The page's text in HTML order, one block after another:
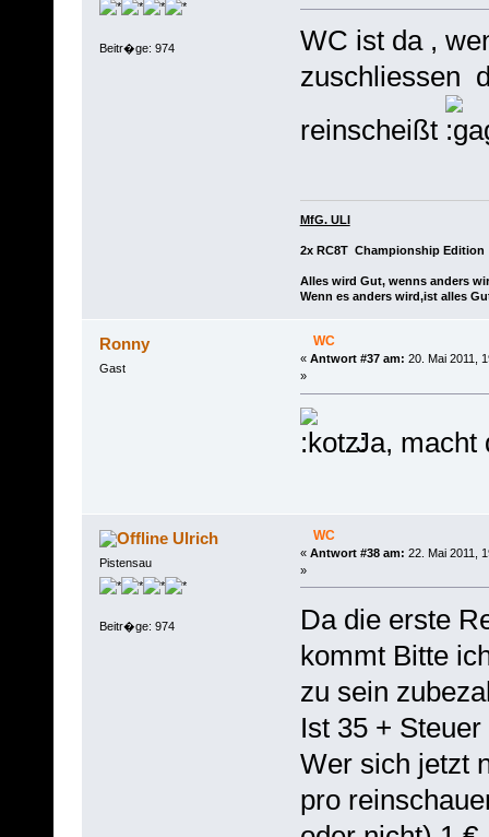
Beitr�ge: 974
WC ist da ,
zuschliessen
reinscheißt
MfG. ULI
2x RC8T Championship Edition
Alles wird Gut, wenns anders
Wenn es anders wird,ist alles
Ronny
Gast
WC
« Antwort #37 am: 20. Mai 2011,
»
Ja, macht
Ulrich
Pistensau
Beitr�ge: 974
WC
« Antwort #38 am: 22. Mai 2011,
»
Da die erste
kommt Bitte
zu sein
Ist 35 + Steuer
Wer sich jetzt
pro